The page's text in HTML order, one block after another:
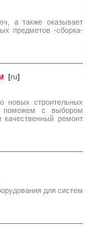
а также оказывает
предметов -сборка-
[ru]
новых строительных
поможем с выбором
качественный ремонт
для систем